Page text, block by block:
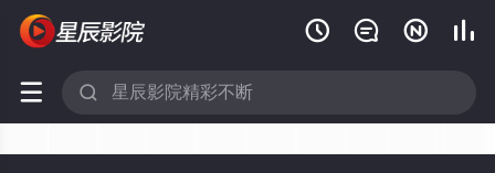
   
 